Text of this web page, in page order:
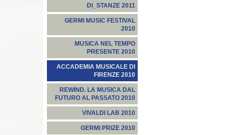
DI_STANZE 2011
GERMI MUSIC FESTIVAL
2010
MUSICA NEL TEMPO
PRESENTE 2010
ACCADEMIA MUSICALE DI
FIRENZE 2010
REWIND. LA MUSICA DAL
FUTURO AL PASSATO 2010
VIVALDI LAB 2010
GERMI PRIZE 2010